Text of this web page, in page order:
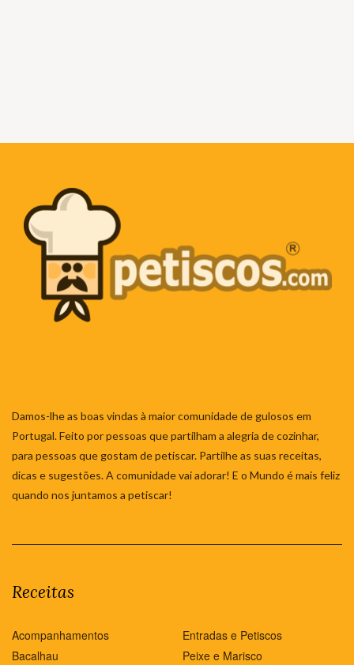
Damos-lhe as boas vindas à maior comunidade de gulosos em
Portugal. Feito por pessoas que partilham a alegria de cozinhar,
para pessoas que gostam de petiscar. Partilhe as suas receitas,
dicas e sugestões. A comunidade vai adorar! E o Mundo é mais feliz
quando nos juntamos a petiscar!
Receitas
Acompanhamentos
Bacalhau
Entradas e Petiscos
Peixe e Marisco